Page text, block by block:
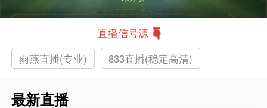
直播信号源
雨燕直播(专业)
833直播(稳定高清)
最新直播